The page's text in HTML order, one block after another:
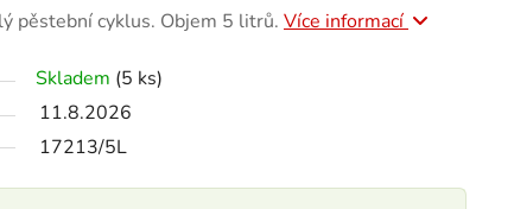
pěstební cyklus. Objem 5 litrů. Více informací
Skladem (5 ks)
11.8.2026
17213/5L